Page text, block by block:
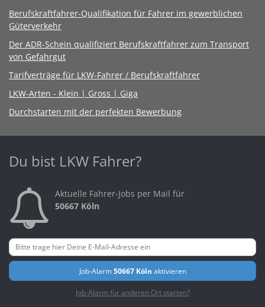
Berufskraftfahrer-Qualifikation für Fahrer im gewerblichen
Güterverkehr
Der ADR-Schein qualifiziert Berufskraftfahrer zum Transport
von Gefahrgut
Tarifverträge für LKW-Fahrer / Berufskraftfahrer
LKW-Arten - Klein | Gross | Giga
Durchstarten mit der perfekten Bewerbung
Du bist LKW Fahrer?
Aktuelle Fahrer-Jobs per Mail für
50667 Köln
Job-Alarm50667 Köln aktivieren
Job-Alarm für anderen Ort starten?